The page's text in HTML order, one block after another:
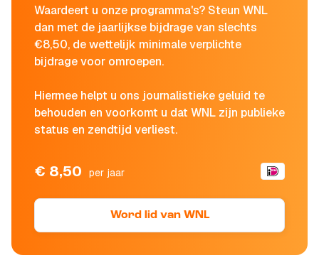
Waardeert u onze programma's? Steun WNL
dan met de jaarlijkse bijdrage van slechts
€8,50, de wettelijk minimale verplichte
bijdrage voor omroepen.
Hiermee helpt u ons journalistieke geluid te
behouden en voorkomt u dat WNL zijn publieke
status en zendtijd verliest.
€ 8,50 per jaar
Word lid van WNL